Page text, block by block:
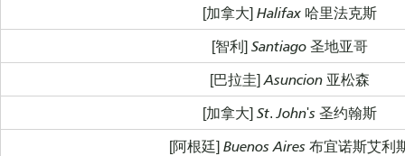
[加拿大] Halifax 哈里法克斯
[智利] Santiago 圣地亚哥
[巴拉圭] Asuncion 亚松森
[加拿大] St. John's 圣约翰斯
[阿根廷] Buenos Aires 布宜诺斯艾利